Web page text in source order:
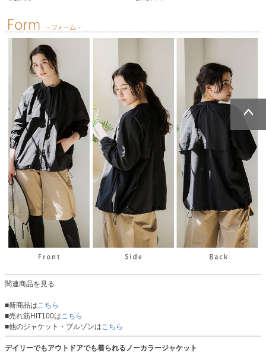
関連商品を見る
■新商品はこちら
■売れ筋HIT100はこちら
■他のジャケット・ブルゾンはこちら
デイリーでもアウトドアでも着られるノーカラージャケット
ページトッ
プへ
ページトッ
プへ